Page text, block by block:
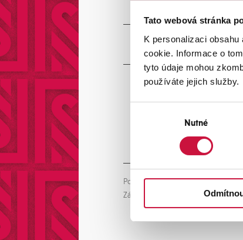
Tato webová stránka
K personalizaci
cookie. Informace o
tyto údaje mohou
používáte jejich služby.
Nutné
Pole s * jsou nepovinná.
Zásady ochrany osobních údajů